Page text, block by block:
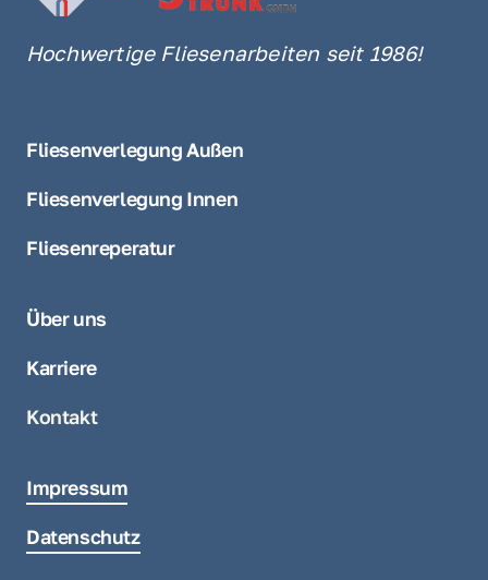
Hochwertige Fliesenarbeiten seit 1986!
Fliesenverlegung Außen
Fliesenverlegung Innen
Fliesenreperatur
Über uns
Karriere
Kontakt
Impressum
Datenschutz